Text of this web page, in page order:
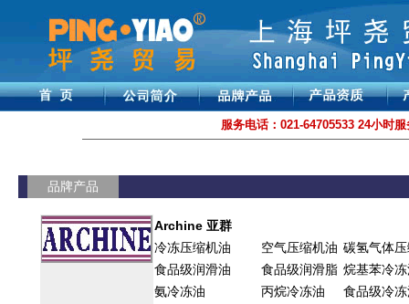
服务电话：021-64705533 24小时
品牌产品
Archine 亚群
冷冻压缩机油
空气压缩机油 碳氢气体
食品级润滑油
食品级润滑脂 烷基苯冷
氨冷冻油
丙烷冷冻油
食品级冷